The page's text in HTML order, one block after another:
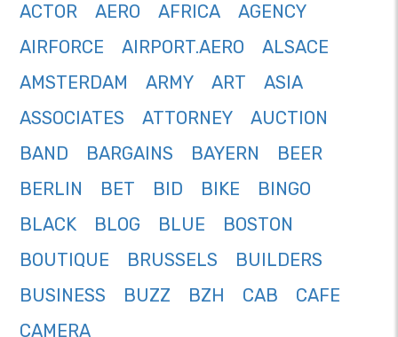
ACTOR
AERO AFRICA
AGENCY
AIRFORCE
AIRPORT.AERO
ALSACE
AMSTERDAM
ARMY ART
ASIA
ASSOCIATES
ATTORNEY
AUCTION
BAND
BARGAINS BAYERN
BEER
BERLIN
BET BID BIKE
BINGO
BLACK
BLOG BLUE
BOSTON
BOUTIQUE
BRUSSELS
BUILDERS
BUSINESS
BUZZ BZH CAB
CAFE
CAMERA